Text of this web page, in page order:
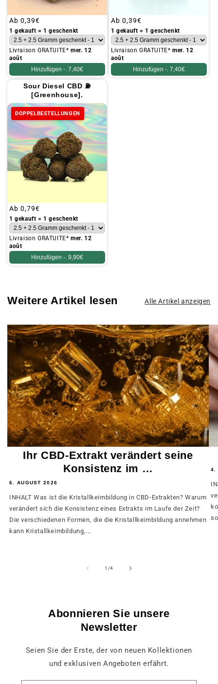
Üblicher
Preis
Ab 0,39€
1 gekauft = 1 geschenkt
Livraison GRATUITE* mer. 12
août
Hinzufügen -. 7,40€
Üblicher
Preis
Ab 0,39€
1 gekauft = 1 geschenkt
Livraison GRATUITE* mer. 12
août
Hinzufügen -. 7,40€
Sour Diesel CBD ⛽
[Greenhouse].
DOPPELBESTELLUNGEN
Üblicher
Preis
Ab 0,79€
1 gekauft = 1 geschenkt
Livraison GRATUITE* mer. 12
août
Hinzufügen -. 9,90€
Weitere Artikel lesen Alle Artikel anzeigen
Ihr CBD-Extrakt verändert seine
Konsistenz im …
6. AUGUST 2026
INHALT Was ist die Kristallkeimbildung in CBD-Extrakten? Warum
verändert sich die Konsistenz eines Extrakts im Laufe der Zeit?
Die verschiedenen Formen, die die Kristallkeimbildung annehmen
kann Kristallkeimbildung,...
4.
1 /von
4
Abonnieren Sie unsere
Newsletter
Seien Sie der Erste, der von neuen Kollektionen
und exklusiven Angeboten erfährt.